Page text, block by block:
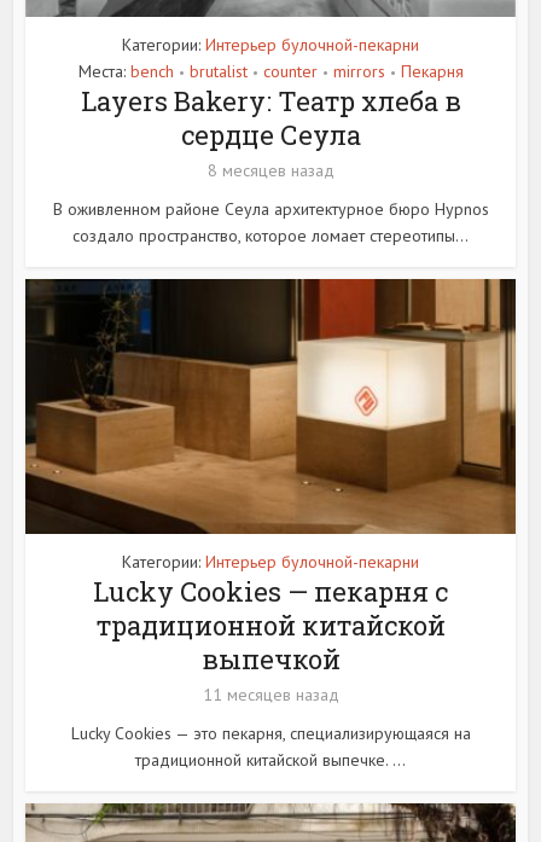
Категории: Интерьер булочной-пекарни
Места: bench • brutalist • counter • mirrors • Пекарня
Layers Bakery: Театр хлеба в
сердце Сеула
8 месяцев назад
В оживленном районе Сеула архитектурное бюро Hypnos
создало пространство, которое ломает стереотипы...
Категории: Интерьер булочной-пекарни
Lucky Cookies — пекарня с
традиционной китайской
выпечкой
11 месяцев назад
Lucky Cookies — это пекарня, специализирующаяся на
традиционной китайской выпечке. ...